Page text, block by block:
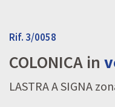
Rif. 3/0058
COLONICA in
LASTRA A SIGNA